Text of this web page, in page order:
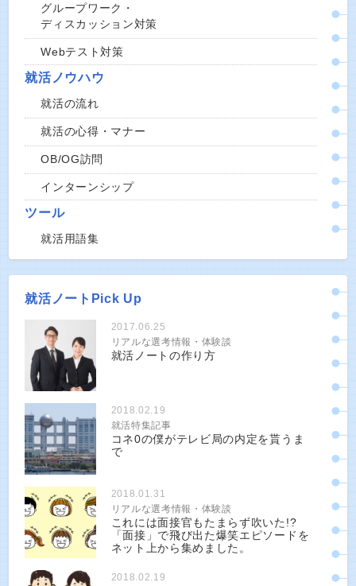
グループワーク・
ディスカッション対策
Webテスト対策
就活ノウハウ
就活の流れ
就活の心得・マナー
OB/OG訪問
インターンシップ
ツール
就活用語集
就活ノートPick Up
2017.06.25
リアルな選考情報・体験談
就活ノートの作り方
2018.02.19
就活特集記事
コネ0の僕がテレビ局の内定を貰うま
で
2018.01.31
リアルな選考情報・体験談
これには面接官もたまらず吹いた!?
「面接」で飛び出た爆笑エピソードを
ネット上から集めました。
2018.02.19